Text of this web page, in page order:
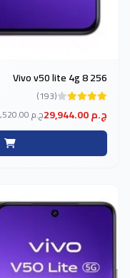
Vivo v50 lite 4g 8 256
(193)
29,944.00 ج.م 31,520.00 ج.م